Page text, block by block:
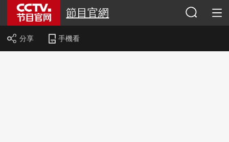
節目官網
分享 手機看